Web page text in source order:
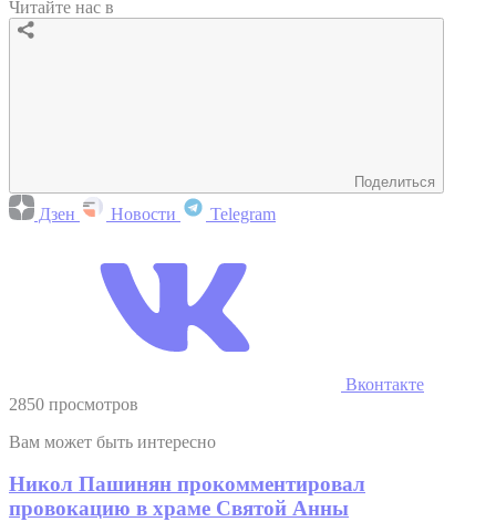
Читайте нас в
Поделиться
Дзен Новости Telegram
Вконтакте
2850 просмотров
Вам может быть интересно
Никол Пашинян прокомментировал
провокацию в храме Святой Анны